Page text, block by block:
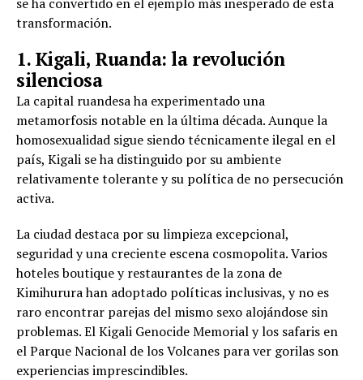
transformación.
1. Kigali, Ruanda: la revolución
silenciosa
La capital ruandesa ha experimentado una
metamorfosis notable en la última década. Aunque la
homosexualidad sigue siendo técnicamente ilegal en el
país, Kigali se ha distinguido por su ambiente
relativamente tolerante y su política de no persecución
activa.
La ciudad destaca por su limpieza excepcional,
seguridad y una creciente escena cosmopolita. Varios
hoteles boutique y restaurantes de la zona de
Kimihurura han adoptado políticas inclusivas, y no es
raro encontrar parejas del mismo sexo alojándose sin
problemas. El Kigali Genocide Memorial y los safaris en
el Parque Nacional de los Volcanes para ver gorilas son
experiencias imprescindibles.